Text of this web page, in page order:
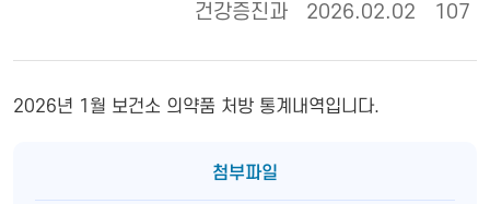
건강증진과 2026.02.02 107
2026년 1월 보건소 의약품 처방 통계내역입니다.
첨부파일